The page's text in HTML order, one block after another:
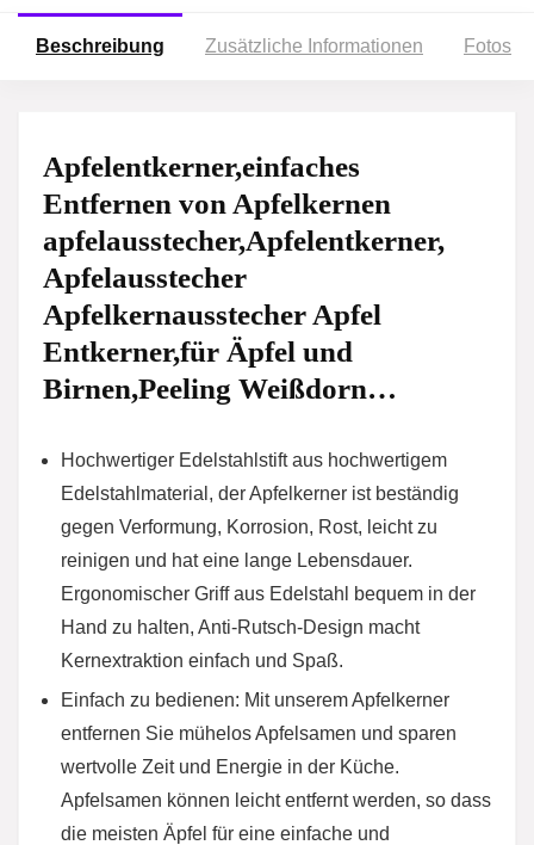
Beschreibung Zusätzliche Informationen Fotos
Apfelentkerner,einfaches
Entfernen von Apfelkernen
apfelausstecher,Apfelentkerner,
Apfelausstecher
Apfelkernausstecher Apfel
Entkerner,für Äpfel und
Birnen,Peeling Weißdorn…
Hochwertiger Edelstahlstift aus hochwertigem
Edelstahlmaterial, der Apfelkerner ist beständig
gegen Verformung, Korrosion, Rost, leicht zu
reinigen und hat eine lange Lebensdauer.
Ergonomischer Griff aus Edelstahl bequem in der
Hand zu halten, Anti-Rutsch-Design macht
Kernextraktion einfach und Spaß.
Einfach zu bedienen: Mit unserem Apfelkerner
entfernen Sie mühelos Apfelsamen und sparen
wertvolle Zeit und Energie in der Küche.
Apfelsamen können leicht entfernt werden, so dass
die meisten Äpfel für eine einfache und